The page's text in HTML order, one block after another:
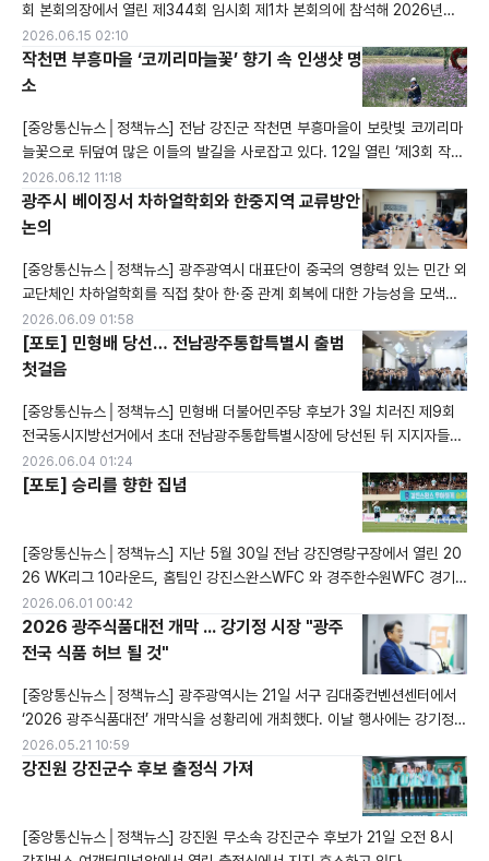
회 본회의장에서 열린 제344회 임시회 제1차 본회의에 참석해 2026년도
제1회 광주광역시 일반 및 특별회계 세입·세출 추가경정예산안 제안설명을
하고 있다.
2026.06.15 02:10
작천면 부흥마을 ‘코끼리마늘꽃’ 향기 속 인생샷 명
소
[중앙통신뉴스│정책뉴스] 전남 강진군 작천면 부흥마을이 보랏빛 코끼리마
늘꽃으로 뒤덮여 많은 이들의 발길을 사로잡고 있다. 12일 열린 ‘제3회 작천
코끼리마늘꽃 3Days’ 행사에는 가족, 연인, 친구 등 다양한 관광객이 행사
장을 찾아 화사하게 펼쳐진 꽃밭 한가운데에서 사진을 남기며 특별한 추억을
만들었다.이번 행사장에서는 코끼리마늘꽃뿐 아니라 버들마편초도 마을을
물들여 마치 보랏빛 파도가 출렁이는 듯한 장관을 연출했다. 현장을 찾은 방
문객들은 잔잔한
2026.06.12 11:18
광주시 베이징서 차하얼학회와 한중지역 교류방안
논의
[중앙통신뉴스│정책뉴스] 광주광역시 대표단이 중국의 영향력 있는 민간 외
교단체인 차하얼학회를 직접 찾아 한·중 관계 회복에 대한 가능성을 모색했
다. 강기정 시장을 비롯한 광주시 주요 인사들은 8일 오후(현지 시간) 베이
징 차하얼학회에서 한팡밍 회장과의 면담을 진행했다. 이번 만남은 최근 한
중 정상회담의 긍정적인 흐름에 발맞춰, 두 나라의 교류를 지역 차원에서도
폭넓게 이어가자는 뜻에서 마련됐다. 광주광역시는 이번 방문을 계기로 민간
외교와 지방정부 간
2026.06.09 01:58
[포토] 민형배 당선… 전남광주통합특별시 출범
첫걸음
[중앙통신뉴스│정책뉴스] 민형배 더불어민주당 후보가 3일 치러진 제9회
전국동시지방선거에서 초대 전남광주통합특별시장에 당선된 뒤 지지자들과
인사를 나누고 있다. 민 당선인은 당선 확정 직후 “시민 여러분의 선택을 무
겁게 받들겠다”며 “전남과 광주가 하나 되는 통합특별시의 성공을 위해 시민
과 함께 뛰겠다”고 밝혔다. 이번 선거는 대한민국 첫 전남광주통합특별시장
을 뽑는 선거라는 점에서 지역 정치권과 행정 현장의 관심을 모았다. 민 당선
인은 앞으로 전남의
2026.06.04 01:24
[포토] 승리를 향한 집념
[중앙통신뉴스│정책뉴스] 지난 5월 30일 전남 강진영랑구장에서 열린 20
26 WK리그 10라운드, 홈팀인 강진스완스WFC 와 경주한수원WFC 경기
가 열린 가운데 선수들이 승리를 위한 볼에 대한 집념을 보이고 있다.
2026.06.01 00:42
2026 광주식품대전 개막 ... 강기정 시장 "광주
전국 식품 허브 될 것"
[중앙통신뉴스│정책뉴스] 광주광역시는 21일 서구 김대중컨벤션센터에서
‘2026 광주식품대전’ 개막식을 성황리에 개최했다. 이날 행사에는 강기정
광주광역시장을 비롯해 지역 주요 인사와 식품업계 관계자들이 참석해 자리
를 빛냈다.강기정 시장은 개막식 환영사에서 “광주는 맛과 멋의 도시답게 대
한민국 식품 산업을 한 단계 더 성장시킬 준비가 돼 있다”며 “이번 광주식품
대전이 미래 식품산업 트렌드를 이끄는 계기가 되길 기대한다”고 밝혔다.
2026.05.21 10:59
강진원 강진군수 후보 출정식 가져
[중앙통신뉴스│정책뉴스] 강진원 무소속 강진군수 후보가 21일 오전 8시